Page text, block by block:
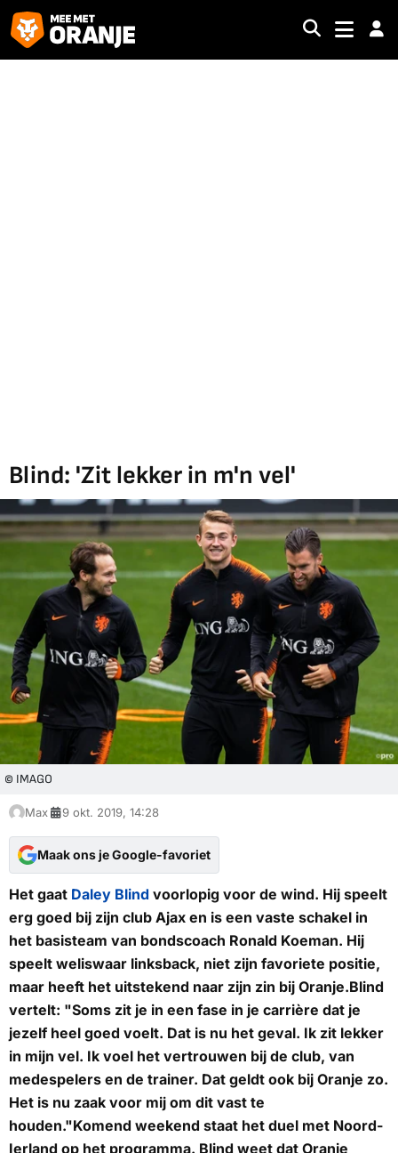
Blind: 'Zit lekker in m'n vel'
© IMAGO
Max 9 okt. 2019, 14:28
Maak ons je Google-favoriet
Het gaat Daley Blind voorlopig voor de wind. Hij speelt
erg goed bij zijn club Ajax en is een vaste schakel in
het basisteam van bondscoach Ronald Koeman. Hij
speelt weliswaar linksback, niet zijn favoriete positie,
maar heeft het uitstekend naar zijn zin bij Oranje.Blind
vertelt: "Soms zit je in een fase in je carrière dat je
jezelf heel goed voelt. Dat is nu het geval. Ik zit lekker
in mijn vel. Ik voel het vertrouwen bij de club, van
medespelers en de trainer. Dat geldt ook bij Oranje zo.
Het is nu zaak voor mij om dit vast te
houden."Komend weekend staat het duel met Noord-
Ierland op het programma. Blind weet dat Oranje